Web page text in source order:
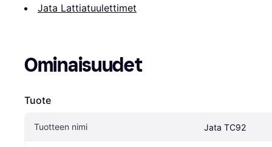
Jata Lattiatuulettimet
Ominaisuudet
Tuote
Tuotteen nimi Jata TC92